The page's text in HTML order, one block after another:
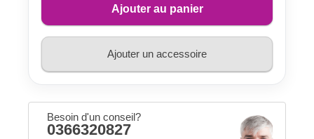
Ajouter au panier
Ajouter un accessoire
Besoin d'un conseil?
0366320827